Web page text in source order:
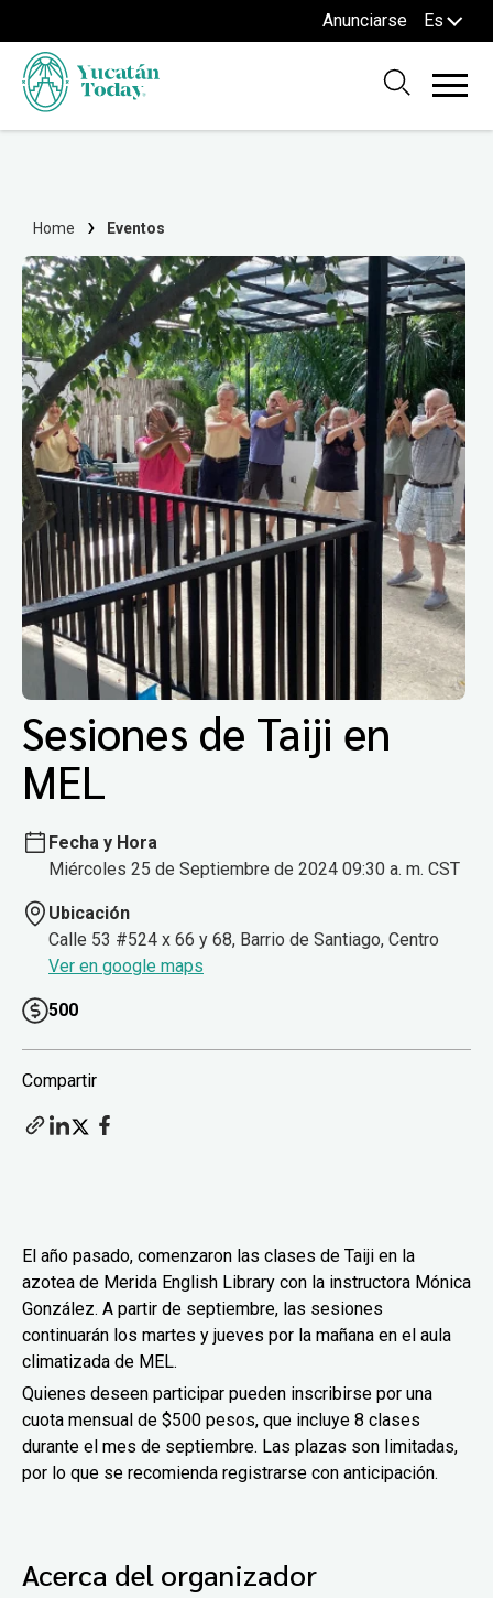
Anunciarse Es
Home Eventos
Sesiones de Taiji en
MEL
Fecha y Hora
Miércoles 25 de Septiembre de 2024 09:30 a. m. CST
Ubicación
Calle 53 #524 x 66 y 68, Barrio de Santiago, Centro
Ver en google maps
500
Compartir
El año pasado, comenzaron las clases de Taiji en la
azotea de Merida English Library con la instructora Mónica
González. A partir de septiembre, las sesiones
continuarán los martes y jueves por la mañana en el aula
climatizada de MEL.
Quienes deseen participar pueden inscribirse por una
cuota mensual de $500 pesos, que incluye 8 clases
durante el mes de septiembre. Las plazas son limitadas,
por lo que se recomienda registrarse con anticipación.
Acerca del organizador